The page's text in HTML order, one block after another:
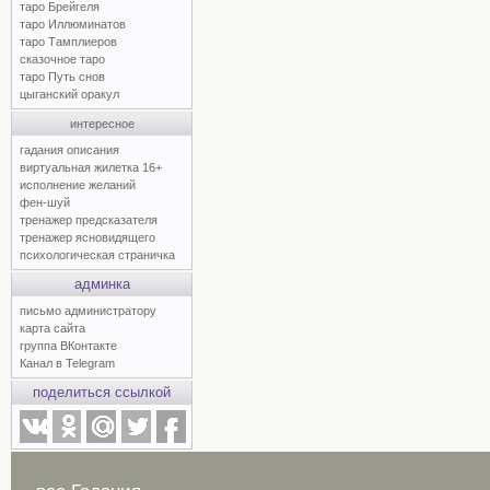
таро Брейгеля
таро Иллюминатов
таро Тамплиеров
сказочное таро
таро Путь снов
цыганский оракул
интересное
гадания описания
виртуальная жилетка 16+
исполнение желаний
фен-шуй
тренажер предсказателя
тренажер ясновидящего
психологическая страничка
админка
письмо администратору
карта сайта
группа ВКонтакте
Канал в Telegram
поделиться ссылкой